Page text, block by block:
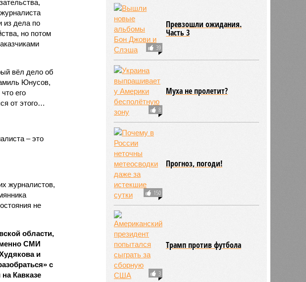
из дела по
но потом
вёл дело об
Юнусов,
его
от этого…
– это
журналистов,
не
области,
СМИ
и
с
Кавказе
39
Превзошли ожидания.
Часть 3
8
Муха не пролетит?
150
Прогноз, погоди!
3
Трамп против футбола